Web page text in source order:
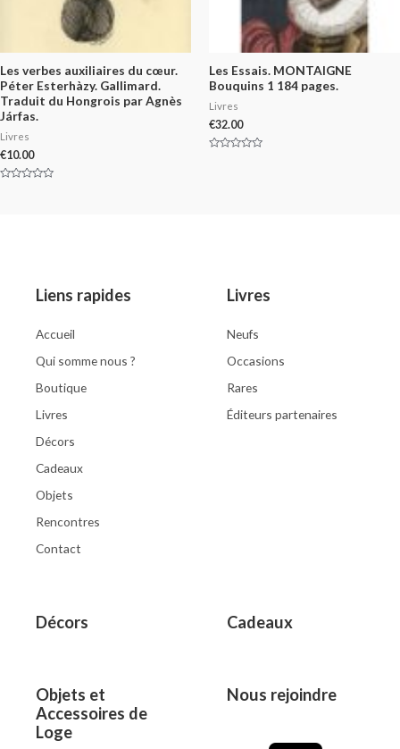
Les verbes auxiliaires du cœur.
Péter Esterhàzy. Gallimard.
Traduit du Hongrois par Agnès
Járfas.
Livres
€10.00
Les Essais. MONTAIGNE
Bouquins 1 184 pages.
Livres
€32.00
Liens rapides
Accueil
Qui somme nous ?
Boutique
Livres
Décors
Cadeaux
Objets
Rencontres
Contact
Livres
Neufs
Occasions
Rares
Éditeurs partenaires
Décors Cadeaux
Objets et
Accessoires de
Loge
Nous rejoindre